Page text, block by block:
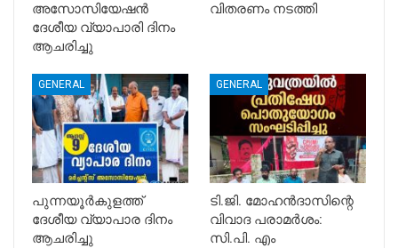
അസോസിയേഷൻ
ദേശീയ വ്യാപാരി ദിനം
ആചരിച്ചു
വിതരണം നടത്തി
GENERAL
പുന്നയൂർകുളത്ത്
ദേശീയ വ്യാപാര ദിനം
ആചരിച്ചു
GENERAL
ടി.ജി. മോഹൻദാസിന്റെ
വിവാദ പരാമർശം:
സി.പി. എം